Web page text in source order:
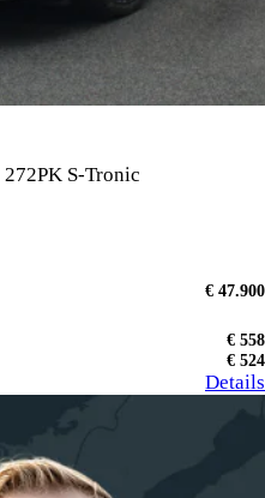
S-Tronic
€ 47.900
€ 558
€ 524
Details